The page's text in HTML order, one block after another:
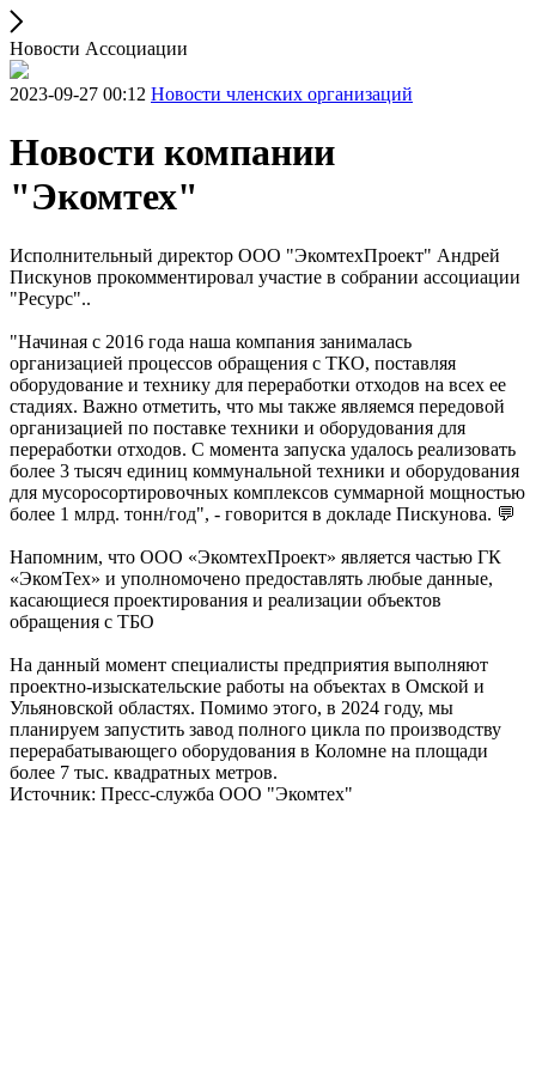
Новости Ассоциации
2023-09-27 00:12 Новости членских организаций
Новости компании
"Экомтех"
Исполнительный директор ООО "ЭкомтехПроект" Андрей
Пискунов прокомментировал участие в собрании ассоциации
"Ресурс"..
"Начиная с 2016 года наша компания занималась
организацией процессов обращения с ТКО, поставляя
оборудование и технику для переработки отходов на всех ее
стадиях. Важно отметить, что мы также являемся передовой
организацией по поставке техники и оборудования для
переработки отходов. С момента запуска удалось реализовать
более 3 тысяч единиц коммунальной техники и оборудования
для мусоросортировочных комплексов суммарной мощностью
более 1 млрд. тонн/год", - говорится в докладе Пискунова. 💬
Напомним, что ООО «ЭкомтехПроект» является частью ГК
«ЭкомТех» и уполномочено предоставлять любые данные,
касающиеся проектирования и реализации объектов
обращения с ТБО
На данный момент специалисты предприятия выполняют
проектно-изыскательские работы на объектах в Омской и
Ульяновской областях. Помимо этого, в 2024 году, мы
планируем запустить завод полного цикла по производству
перерабатывающего оборудования в Коломне на площади
более 7 тыс. квадратных метров.
Источник: Пресс-служба ООО "Экомтех"